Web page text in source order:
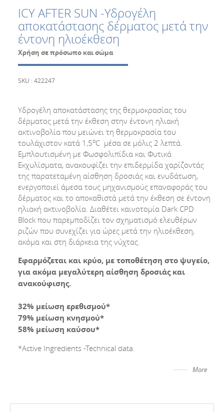
ICY AFTER SUN -Υδρογέλη
αποκατάστασης δέρματος μετά την
έντονη ηλιοέκθεση
Χρήση σε πρόσωπο και σώμα
SKU : 422247
Υδρογέλη αποκατάστασης της θερμοκρασίας του
δέρματος μετά την έκθεση στην έντονη ηλιακή
ακτινοβολία που μειώνει τη θερμοκρασία του
τουλάχιστον κατά 1,5oC μέσα σε μόλις 2 λεπτά.
Εμπλουτισμένη με Φωσφολιπίδια και Φυτικά
Εκχυλίσματα, ανακουφίζει την επιδερμίδα χαρίζοντάς
της παρατεταμένη αίσθηση δροσιάς και ενυδάτωση,
ενεργοποιεί άμεσα τους μηχανισμούς επαναφοράς του
δέρματος και το αποκαθιστά μετά την έκθεση σε έντονη
ηλιακή ακτινοβολία. Διαθέτει καινοτομία Dark CPD
Block που παρεμποδίζει τον σχηματισμό ελευθέρων
ριζών που συνεχίζει για ώρες μετά την ηλιοέκθεση,
ακόμα και στη διάρκεια της νύχτας.
Εφαρμόζεται και κρύο, με τοποθέτηση στο ψυγείο,
για ακόμα μεγαλύτερη αίσθηση δροσιάς και
ανακούφισης.
32% μείωση ερεθισμού*
79% μείωση κνησμού*
58% μείωση καύσου*
*Active Ingredients -Technical data.
More